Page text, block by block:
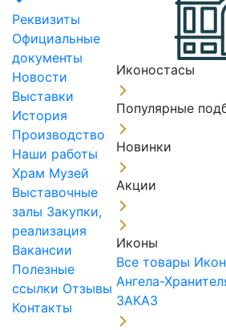
Реквизиты
Официальные
документы
Новости
Выставки
История
Производство
Наши работы
Храм Музей
Выставочные
залы Закупки,
реализация
Вакансии
Полезные
ссылки Отзывы
Контакты
Иконостасы
Популярные
Новинки
Акции
Иконы
Все товары
Ангела-
ЗАКАЗ